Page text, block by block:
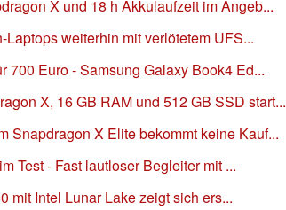
X und 18 h Akkulaufzeit im Angeb...
weiterhin mit verlötetem UFS...
700 Euro - Samsung Galaxy Book4 Ed...
X, 16 GB RAM und 512 GB SSD start...
Snapdragon X Elite bekommt keine Kauf...
Test - Fast lautloser Begleiter mit ...
mit Intel Lunar Lake zeigt sich ers...